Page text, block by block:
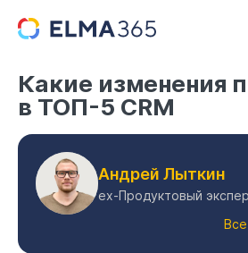
Какие изменения
в ТОП-5 CRM
Андрей Лыткин
ex-Продуктовый